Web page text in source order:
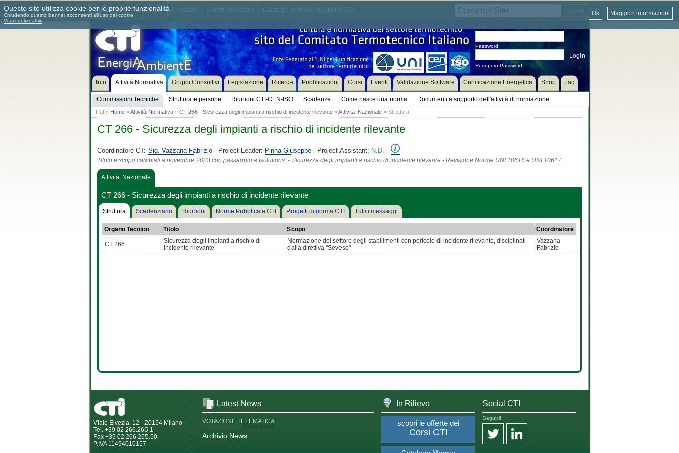
Chi siamo Dove siamo
Password
Recupero Password
Info Attività Normativa
Commissioni Tecniche Struttura e persone Riunioni CTI-CEN-ISO Scadenze Come nasce una norma Documenti a supporto dell'attività di normazione
Gruppi Consultivi Legislazione Ricerca Pubblicazioni Corsi Eventi Validazione Software Certificazione Energetica Shop Faq
Path: Home»Attività Normativa» CT 266 - Sicurezza degli impianti a rischio di incidente rilevante»Attività Nazionale» Struttura
CT 266 - Sicurezza degli impianti a rischio di incidente rilevante
Coordinatore CT: Sig. Vazzana Fabrizio- Project Leader: Pinna Giuseppe- Project Assistant: N.D. -
Titolo e scopo cambiati a novembre 2023 con passaggio a Isolutions: - Sicurezza degli impianti a rischio di incidente rilevante - Revisione Norme UNI 10616 e UNI 10617
Attività Nazionale
CT 266 - Sicurezza degli impianti a rischio di incidente rilevante
Struttura Scadenziario Riunioni Norme Pubblicate CTI Progetti di norma CTI Tutti i messaggi
Organo Tecnico Titolo Scopo Coordinatore
CT 266
Sicurezza degli impianti a rischio di
incidente rilevante
Normazione del settore degli stabilimenti con pericolo di incidente rilevante, disciplinati
dalla direttiva "Seveso"
Vazzana
Fabrizio
Viale Elvezia, 12 - 20154 Milano
Tel. +39 02 266.265.1
Fax +39 02 266.265.50
P.IVA 11494010157
Latest News
VOTAZIONE TELEMATICA
Archivio News
In Rilievo
scopri le offerte dei
Corsi CTI
Social CTI
Seguici!
Questo sito utilizza cookie per le proprie funzionalità
Chiudendo questo banner acconsenti all'uso dei cookie.
Vedi cookie attivi
Maggiori informazioni
Ok